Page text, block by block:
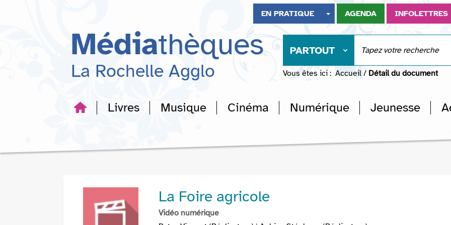
recherche
EN PRATIQUE AGENDA INFOLETTRES
Médiathèques
La Rochelle Agglo
PARTOUT
Vous êtes ici : Accueil / Détail du document
Livres Musique Cinéma Numérique Jeunesse
La Foire agricole
Vidéo numérique